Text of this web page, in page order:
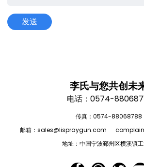
李氏与您共创未
电话：0574-
传真：0574-88068788
邮箱： sales@lispraygun.com
地址：中国宁波鄞州区横溪镇